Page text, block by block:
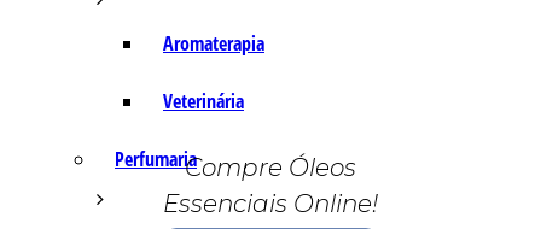
Aromaterapia
Veterinária
PerfumariaCompre Óleos
Essenciais Online!